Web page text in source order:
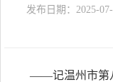
发布日期：2025-
——记温州市第